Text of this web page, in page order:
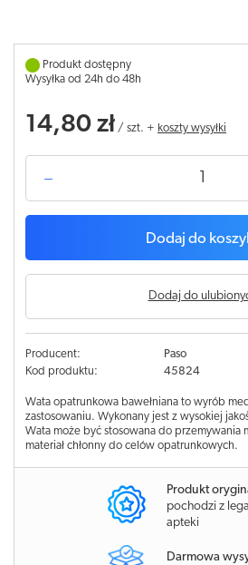
Produkt dostępny
Wysyłka od 24h do 48h
14,80 zł / szt. + koszty wysyłki
Dodaj do
Dodaj do
Producent:
Paso
Kod produktu:
45824
Wata opatrunkowa bawełniana to wyrób
zastosowaniu. Wykonany jest z wysokiej
Wata może być stosowana do przemywania
materiał chłonny do celów opatrunkowych.
Produkt
pochodzi z
apteki
Darmowa